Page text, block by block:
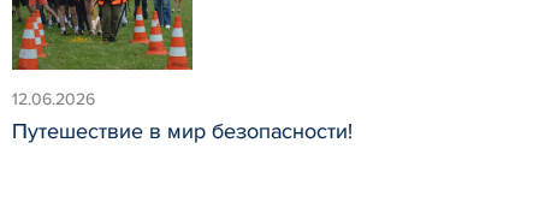
12.06.2026
Путешествие в мир безопасности!